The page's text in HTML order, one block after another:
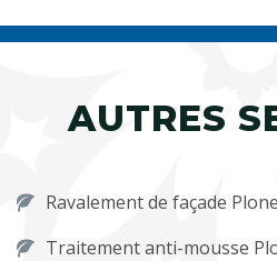
AUTRES
Ravalement de façade
Traitement anti-mousse